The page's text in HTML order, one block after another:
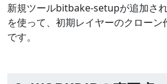
新規ツールbitbake-setupが追加さ
を使って、初期レイヤーのクロー
です。